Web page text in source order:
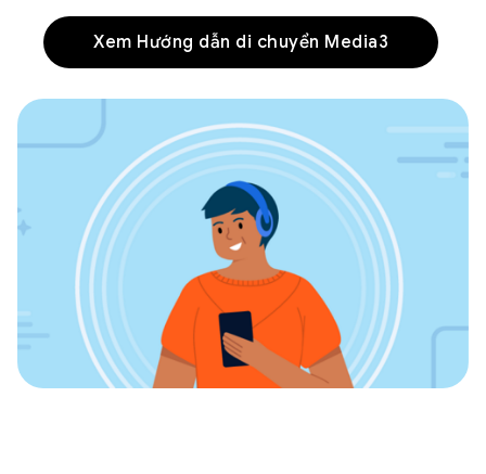
Xem Hướng dẫn di chuyển Media3